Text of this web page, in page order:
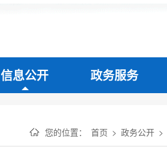
信息公开 政务服务
您的位置： 首页 > 政务公开 >